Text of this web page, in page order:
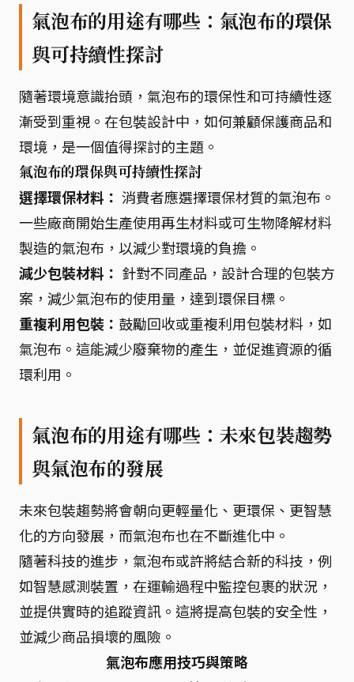
氣泡布的用途有哪些：氣泡布的環保
與可持續性探討
隨著環境意識抬頭，氣泡布的環保性和可持續性逐
漸受到重視。在包裝設計中，如何兼顧保護商品和
環境，是一個值得探討的主題。
氣泡布的環保與可持續性探討
選擇環保材料： 消費者應選擇環保材質的氣泡布。
一些廠商開始生產使用再生材料或可生物降解材料
製造的氣泡布，以減少對環境的負擔。
減少包裝材料： 針對不同產品，設計合理的包裝方
案，減少氣泡布的使用量，達到環保目標。
重複利用包裝： 鼓勵回收或重複利用包裝材料，如
氣泡布。這能減少廢棄物的產生，並促進資源的循
環利用。
氣泡布的用途有哪些：未來包裝趨勢
與氣泡布的發展
未來包裝趨勢將會朝向更輕量化、更環保、更智慧
化的方向發展，而氣泡布也在不斷進化中。
隨著科技的進步，氣泡布或許將結合新的科技，例
如智慧感測裝置，在運輸過程中監控包裹的狀況，
並提供實時的追蹤資訊。這將提高包裝的安全性，
並減少商品損壞的風險。
氣泡布應用技巧與策略